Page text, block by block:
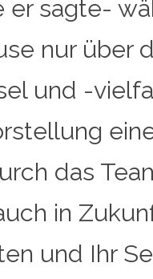
er sagte-
nur über
und -
das
in
und Ihr